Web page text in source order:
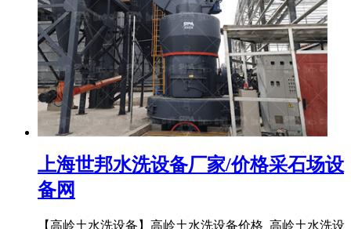
上海世邦水洗设备厂家/价格采石场设
备网
【高岭土水洗设备】高岭土水洗设备价格_高岭土水洗设